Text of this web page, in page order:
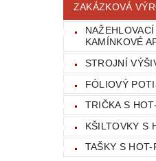
ZAKÁZKOVÁ
KAMÍNKOVÉ
STROJNÍ
FÓLIOVÝ
TRIČKA S
KŠILTOVKY S
TAŠKY S